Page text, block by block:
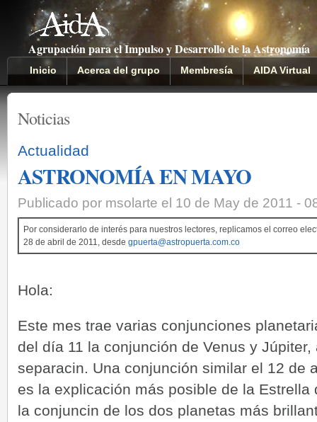
Agrupación para el Impulso y Desarrollo de la Astronomía
Inicio Acerca del grupo Membresía AIDA Virtual
Noticias
Actualidad
ASTRONOMÍA EN MAYO
Publicado por msolarte el 10 de May de 2011 -
Por considerarlo de interés para nuestros lectores, replicamos el correo
28 de abril de 2011, desde gpuerta@astropuerta.com.co
Hola:
Este mes trae varias conjunciones
del día 11 la conjunción de Venus y
separacin. Una conjunción similar el 12 de
es la explicación más posible de la Estrella
la conjuncin de los dos planetas más